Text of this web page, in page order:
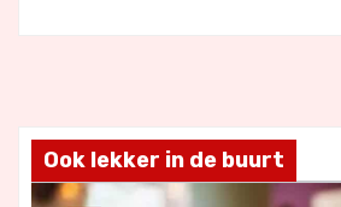
Ook lekker in de buurt